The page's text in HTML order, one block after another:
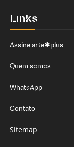
Links
Assine arte✱plus
Quem somos
WhatsApp
Contato
Sitemap